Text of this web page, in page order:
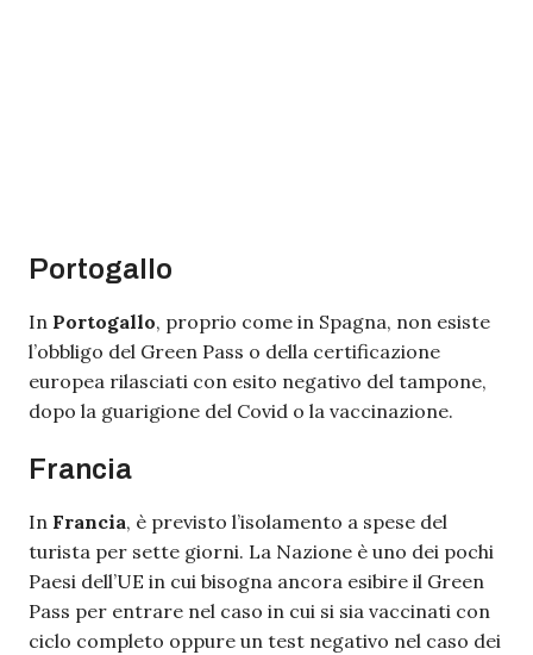
Portogallo
In Portogallo, proprio come in Spagna, non esiste
l’obbligo del Green Pass o della certificazione
europea rilasciati con esito negativo del tampone,
dopo la guarigione del Covid o la vaccinazione.
Francia
In Francia, è previsto l’isolamento a spese del
turista per sette giorni. La Nazione è uno dei pochi
Paesi dell’UE in cui bisogna ancora esibire il Green
Pass per entrare nel caso in cui si sia vaccinati con
ciclo completo oppure un test negativo nel caso dei